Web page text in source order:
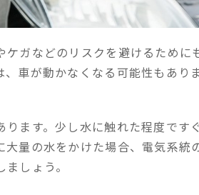
ガなどのリスクを避けるために
車が動かなくなる可能性もありま
ます。少し水に触れた程度です
量の水をかけた場合、電気系統
しょう。